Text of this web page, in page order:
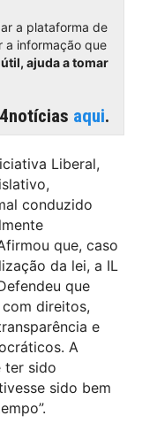
a plataforma de
a informação que
ajuda a tomar
aqui.
Liberal,
conduzido
que, caso
da lei, a IL
que
direitos,
e
A
ter sido
sido bem